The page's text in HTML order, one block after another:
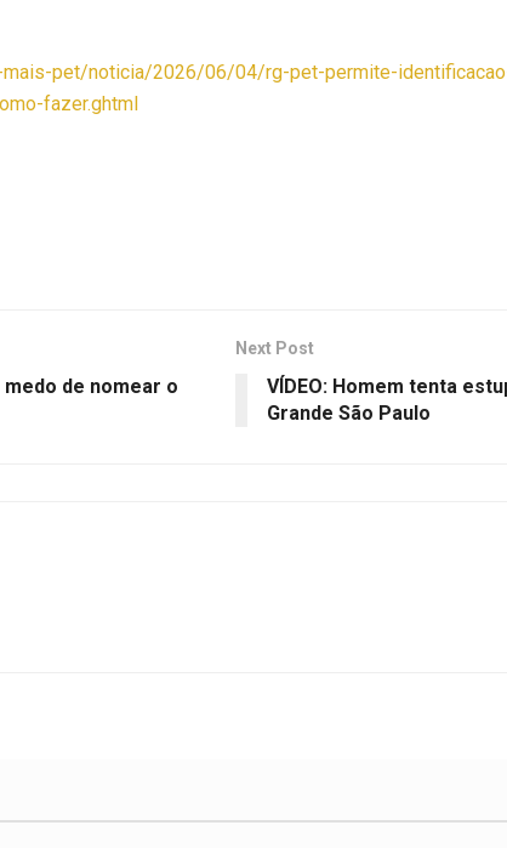
pet/noticia/2026/06/04/rg-pet-permite-
fazer.ghtml
de nomear o
Next Post
VÍDEO: Homem tenta
Grande São Paulo